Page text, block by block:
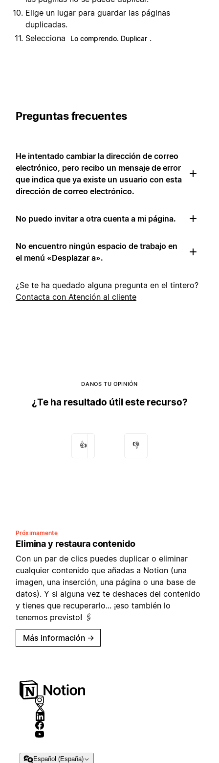
Elige un lugar para guardar las páginas
duplicadas.
Selecciona
Lo comprendo. Duplicar .
Preguntas frecuentes
He intentado cambiar la dirección de correo
electrónico, pero recibo un mensaje de error
que indica que ya existe un usuario con esta
dirección de correo electrónico.
No puedo invitar a otra cuenta a mi página.
No encuentro ningún espacio de trabajo en
el menú «Desplazar a».
¿Se te ha quedado alguna pregunta en el tintero?
Contacta con Atención al cliente
DANOS TU OPINIÓN
¿Te ha resultado útil este recurso?
👍 👎
Próximamente
Elimina y restaura contenido
Con un par de clics puedes duplicar o eliminar
cualquier contenido que añadas a Notion (una
imagen, una inserción, una página o una base de
datos). Y si alguna vez te deshaces del contenido
y tienes que recuperarlo... ¡eso también lo
tenemos previsto! 🖇
Más información →
Español (España)